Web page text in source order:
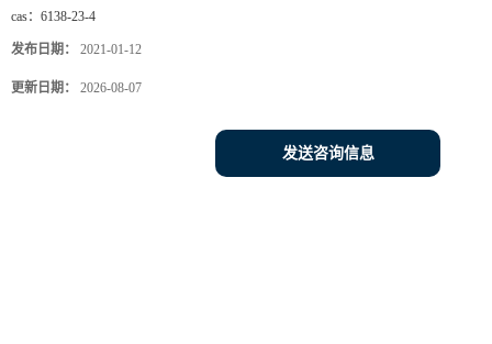
cas： 6138-23-4
发布日期： 2021-01-12
更新日期： 2026-08-07
发送咨询信息